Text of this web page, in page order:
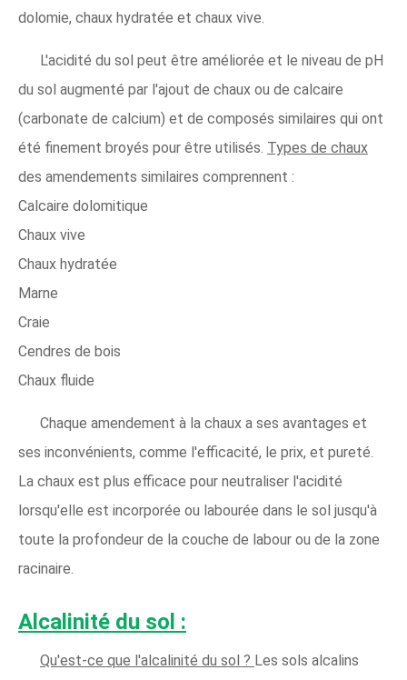
dolomie, chaux hydratée et chaux vive.
L'acidité du sol peut être améliorée et le niveau de pH
du sol augmenté par l'ajout de chaux ou de calcaire
(carbonate de calcium) et de composés similaires qui ont
été finement broyés pour être utilisés. Types de chaux
des amendements similaires comprennent :
Calcaire dolomitique
Chaux vive
Chaux hydratée
Marne
Craie
Cendres de bois
Chaux fluide
Chaque amendement à la chaux a ses avantages et
ses inconvénients, comme l'efficacité, le prix, et pureté.
La chaux est plus efficace pour neutraliser l'acidité
lorsqu'elle est incorporée ou labourée dans le sol jusqu'à
toute la profondeur de la couche de labour ou de la zone
racinaire.
Alcalinité du sol :
Qu'est-ce que l'alcalinité du sol ? Les sols alcalins